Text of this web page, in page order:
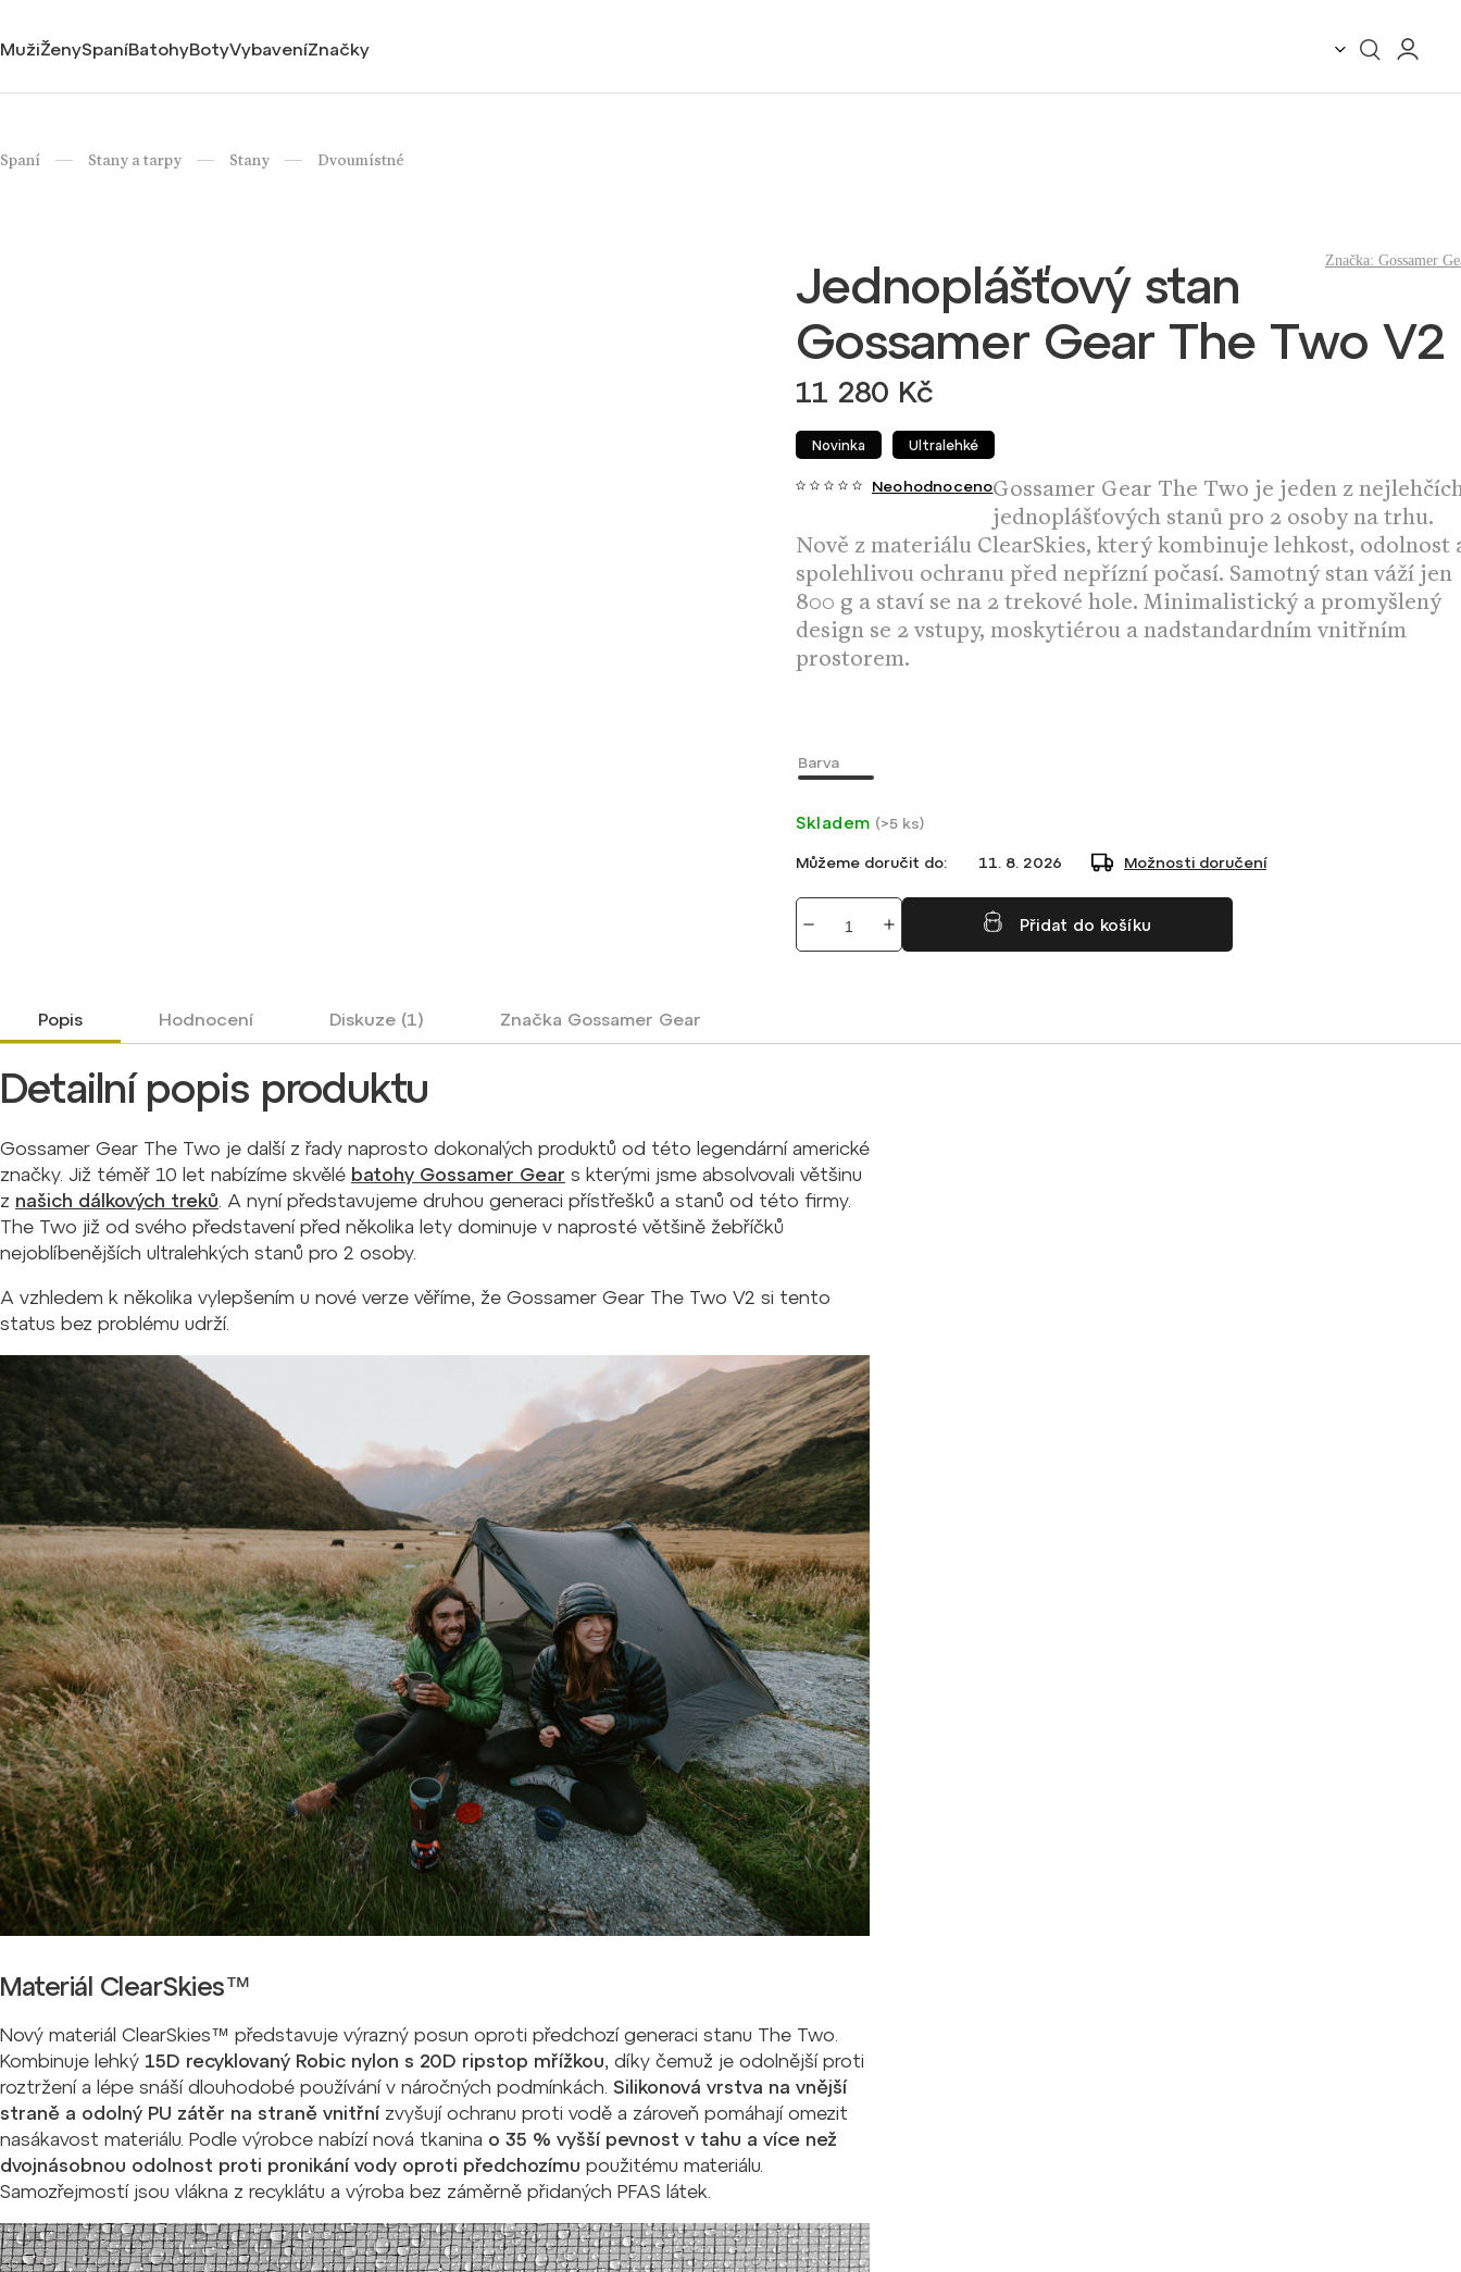
MužiŽenySpaníBatohyBotyVybaveníZnačky
Spaní / Stany a tarpy / Stany / Dvoumístné
Jednoplášťový stan
Gossamer Gear The Two V2
11 280 Kč
Novinka Ultralehké
NeohodnocenoGossamer Gear The Two je jeden z
jednoplášťových stanů pro 2 osoby na trhu.
Nově z materiáluClearSkies, který kombinujelehkost, odolnost
spolehlivou ochranu před nepřízní počasí. Samotný stan váží jen
800 g a staví se na 2 trekové hole. Minimalistický a promyšlený
design se 2 vstupy, moskytiérou a nadstandardním vnitřním
prostorem.
Značka: Gossamer
Barva
Skladem (>5 ks)
Můžeme doručit do: 11. 8. 2026 Možnosti doručení
Přidat do košíku
Popis Hodnocení Diskuze (1) Značka Gossamer Gear
Detailní popis produktu
Gossamer Gear The Two je další z řady naprosto dokonalých produktů od této legendární americké
značky. Již téměř 10 let nabízíme skvělé batohy Gossamer Gear s kterými jsme absolvovali většinu
z našich dálkových treků. A nyní představujeme druhou generaci přístřešků a stanů od této firmy.
The Two již od svého představení před několika lety dominuje v naprosté většině žebříčků
nejoblíbenějších ultralehkých stanů pro 2 osoby.
A vzhledem k několika vylepšením u nové verze věříme, že Gossamer Gear The Two V2 si tento
status bez problému udrží.
Materiál ClearSkies™
Nový materiál ClearSkies™ představuje výrazný posun oproti předchozí generaci stanu The Two.
Kombinuje lehký 15D recyklovaný Robic nylon s 20D ripstop mřížkou, díky čemuž je odolnější proti
roztržení a lépe snáší dlouhodobé používání v náročných podmínkách. Silikonová vrstva na vnější
straně a odolný PU zátěr na straně vnitřnízvyšují ochranu proti vodě a zároveň pomáhají omezit
nasákavost materiálu. Podle výrobce nabízí nová tkanina o 35 % vyšší pevnost v tahu a více než
dvojnásobnou odolnost proti pronikání vody oproti předchozímu použitému materiálu.
Samozřejmostí jsou vlákna z recyklátu a výroba bez záměrně přidaných PFAS látek.